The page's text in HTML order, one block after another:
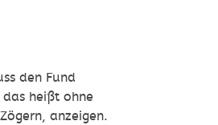
den Fund
heißt ohne
anzeigen.